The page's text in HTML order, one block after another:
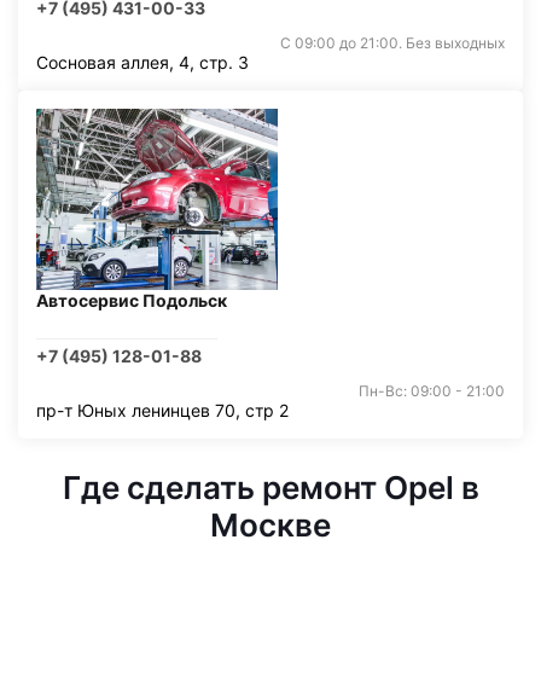
+7 (495) 431-00-33
С 09:00 до 21:00. Без выходных
Сосновая аллея, 4, стр. 3
Автосервис Подольск
+7 (495) 128-01-88
Пн-Вс: 09:00 - 21:00
пр-т Юных ленинцев 70, стр 2
Где сделать ремонт Opel в
Москве